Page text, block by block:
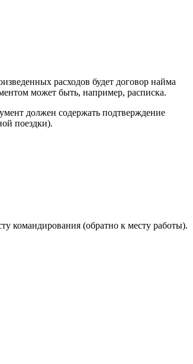
расходов будет договор найма
может быть, например, расписка.
должен содержать подтверждение
поездки).
командирования (обратно к месту работы).